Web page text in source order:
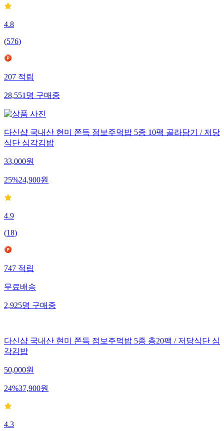
4.8
(576)
207적립
28,551명구매중
다신샵 국내산 현미 쫀득 점보주먹밥 5종 10팩 골라담기 / 저당
식단 심각김밥
33,000원
25%24,900원
4.9
(18)
747적립
무료배송
2,925명구매중
다신샵 국내산 현미 쫀득 점보주먹밥 5종 총20팩 / 저당식단 심
각김밥
50,000원
24%37,900원
4.3